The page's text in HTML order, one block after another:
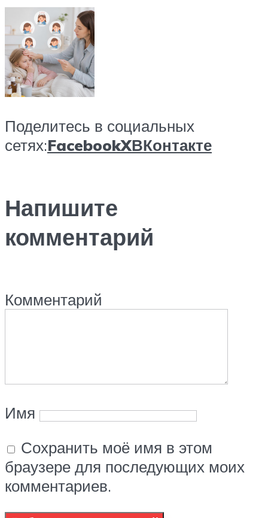
Поделитесь в социальных
сетях:FacebookXВКонтакте
Напишите
комментарий
Комментарий
Имя
Сохранить моё имя в этом
браузере для последующих моих
комментариев.